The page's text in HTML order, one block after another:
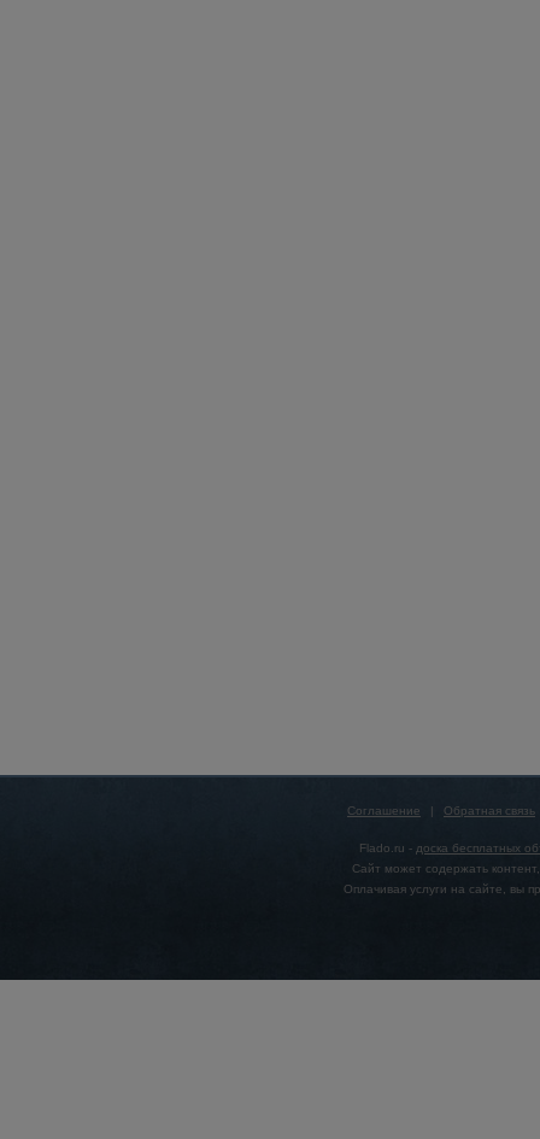
Соглашение | Обратная связь
Flado.ru - доска бесплатных
Сайт может содержать
Оплачивая услуги на сайте, вы